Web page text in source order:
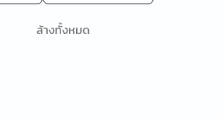
ล้างทั้งหมด